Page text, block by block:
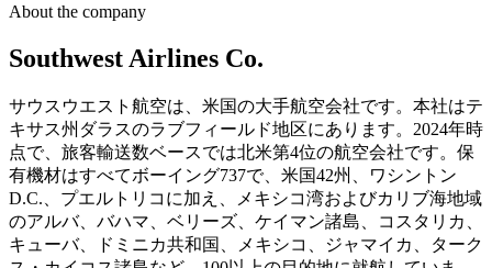
About the company
Southwest Airlines Co.
サウスウエスト航空は、米国の大手航空会社です。本社はテ
キサス州ダラスのラブフィールド地区にあります。2024年時
点で、旅客輸送数ベースでは北米第4位の航空会社です。保
有機材はすべてボーイング737で、米国42州、ワシントン
D.C.、プエルトリコに加え、メキシコ湾およびカリブ海地域
のアルバ、バハマ、ベリーズ、ケイマン諸島、コスタリカ、
キューバ、ドミニカ共和国、メキシコ、ジャマイカ、ターク